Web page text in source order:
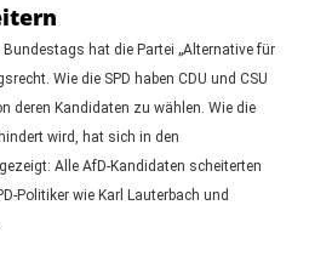
hat die Partei „Alternative für
Wie die SPD haben CDU und CSU
deren Kandidaten zu wählen. Wie die
wird, hat sich in den
Alle AfD-Kandidaten scheiterten
Politiker wie Karl Lauterbach und